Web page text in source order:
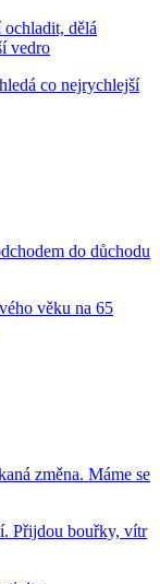
dělá
vedro
co nejrychlejší
do důchodu
věku na 65
změna. Máme se
Přijdou bouřky, vítr